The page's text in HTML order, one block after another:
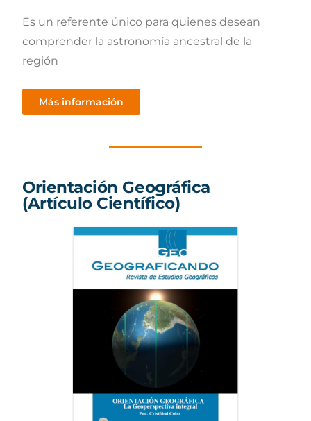
Es un referente único para quienes desean
comprender la astronomía ancestral de la
región
Más información
Orientación Geográfica
(Artículo Científico)